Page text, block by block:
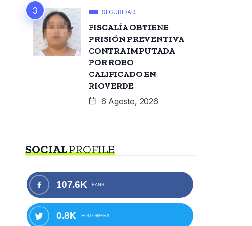
SEGURIDAD
FISCALÍA OBTIENE
PRISIÓN PREVENTIVA
CONTRA IMPUTADA
POR ROBO
CALIFICADO EN
RIOVERDE
6 Agosto, 2026
SOCIALPROFILE
107.6K FANS
0.8K FOLLOWERS